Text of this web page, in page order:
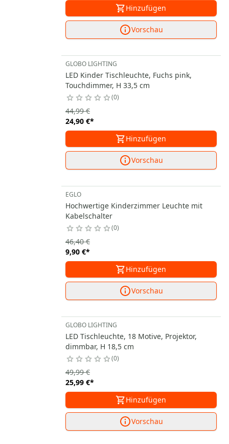
Hinzufügen
Vorschau
GLOBO LIGHTING
LED Kinder Tischleuchte, Fuchs pink,
Touchdimmer, H 33,5 cm
0
24,90 €*
44,99 €
Hinzufügen
Vorschau
EGLO
Hochwertige Kinderzimmer Leuchte mit
Kabelschalter
0
9,90 €*
46,40 €
Hinzufügen
Vorschau
GLOBO LIGHTING
LED Tischleuchte, 18 Motive, Projektor,
dimmbar, H 18,5 cm
0
25,99 €*
49,99 €
Hinzufügen
Vorschau